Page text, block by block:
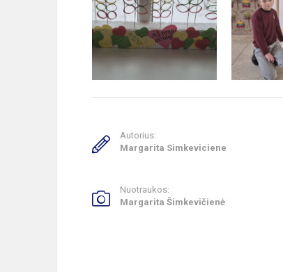
Autorius:
Margarita Simkeviciene
Nuotraukos:
Margarita Šimkevičienė